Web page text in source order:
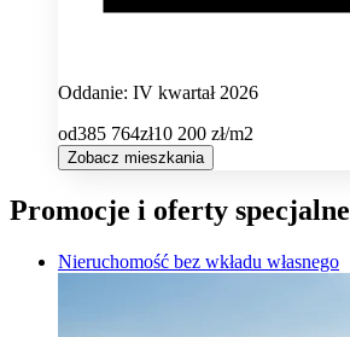
Oddanie: IV kwartał 2026
od385 764zł10 200 zł/m2
Zobacz mieszkania
Promocje i oferty specjalne
Nieruchomość bez wkładu własnego